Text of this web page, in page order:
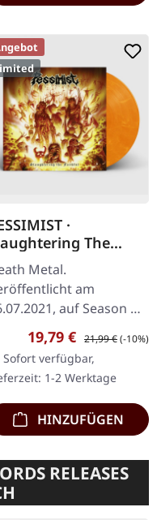
·
The
|
RED/ORANGE
Metal.
am
auf Season Of
Gelb/rot/orange
Vinyl.
Cover. Limited
300
Verkaufspreis:
19,79 € Regulärer Preis:
21,99 €(-10%)
Sofort verfügbar,
1-2 Werktage
HINZUFÜGEN
RELEASES